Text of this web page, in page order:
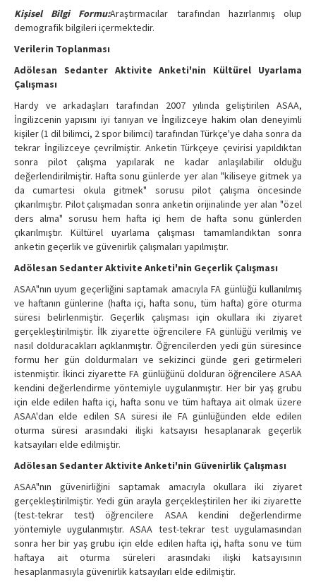
Kişisel Bilgi Formu:Araştırmacılar tarafından hazırlanmış olup
demografik bilgileri içermektedir.
Verilerin Toplanması
Adölesan Sedanter Aktivite Anketi'nin Kültürel Uyarlama
Çalışması
Hardy ve arkadaşları tarafından 2007 yılında geliştirilen ASAA,
İngilizcenin yapısını iyi tanıyan ve İngilizceye hakim olan deneyimli
kişiler (1 dil bilimci, 2 spor bilimci) tarafından Türkçe'ye daha sonra da
tekrar İngilizceye çevrilmiştir. Anketin Türkçeye çevirisi yapıldıktan
sonra pilot çalışma yapılarak ne kadar anlaşılabilir olduğu
değerlendirilmiştir. Hafta sonu günlerde yer alan "kiliseye gitmek ya
da cumartesi okula gitmek" sorusu pilot çalışma öncesinde
çıkarılmıştır. Pilot çalışmadan sonra anketin orijinalinde yer alan "özel
ders alma" sorusu hem hafta içi hem de hafta sonu günlerden
çıkarılmıştır. Kültürel uyarlama çalışması tamamlandıktan sonra
anketin geçerlik ve güvenirlik çalışmaları yapılmıştır.
Adölesan Sedanter Aktivite Anketi'nin Geçerlik Çalışması
ASAA"nın uyum geçerliğini saptamak amacıyla FA günlüğü kullanılmış
ve haftanın günlerine (hafta içi, hafta sonu, tüm hafta) göre oturma
süresi belirlenmiştir. Geçerlik çalışması için okullara iki ziyaret
gerçekleştirilmiştir. İlk ziyarette öğrencilere FA günlüğü verilmiş ve
nasıl dolduracakları açıklanmıştır. Öğrencilerden yedi gün süresince
formu her gün doldurmaları ve sekizinci günde geri getirmeleri
istenmiştir. İkinci ziyarette FA günlüğünü dolduran öğrencilere ASAA
kendini değerlendirme yöntemiyle uygulanmıştır. Her bir yaş grubu
için elde edilen hafta içi, hafta sonu ve tüm haftaya ait olmak üzere
ASAA'dan elde edilen SA süresi ile FA günlüğünden elde edilen
oturma süresi arasındaki ilişki katsayısı hesaplanarak geçerlik
katsayıları elde edilmiştir.
Adölesan Sedanter Aktivite Anketi'nin Güvenirlik Çalışması
ASAA"nın güvenirliğini saptamak amacıyla okullara iki ziyaret
gerçekleştirilmiştir. Yedi gün arayla gerçekleştirilen her iki ziyarette
(test-tekrar test) öğrencilere ASAA kendini değerlendirme
yöntemiyle uygulanmıştır. ASAA test-tekrar test uygulamasından
sonra her bir yaş grubu için elde edilen hafta içi, hafta sonu ve tüm
haftaya ait oturma süreleri arasındaki ilişki katsayısının
hesaplanmasıyla güvenirlik katsayıları elde edilmiştir.